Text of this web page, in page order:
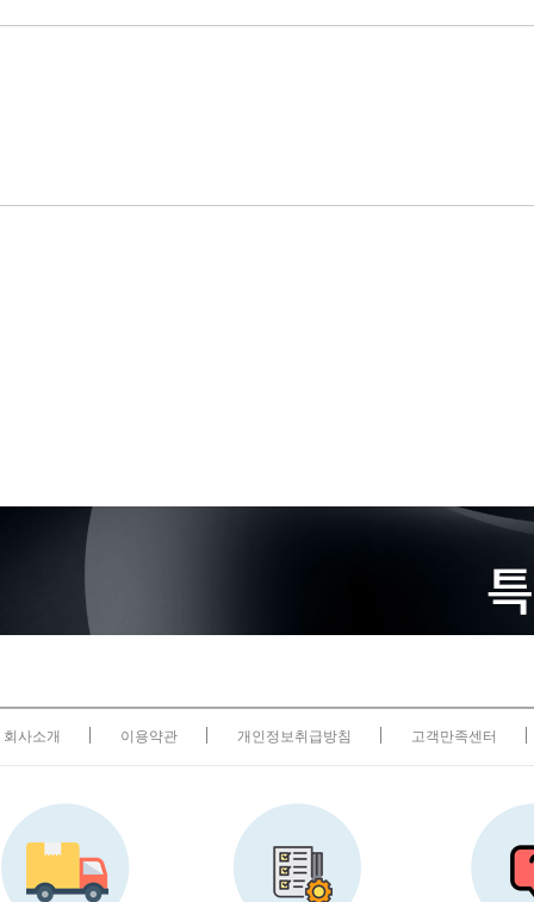
회사소개 이용약관 개인정보취급방침 고객만족센터